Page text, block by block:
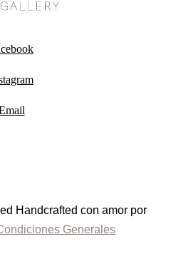
Handcrafted con amor por
Generales